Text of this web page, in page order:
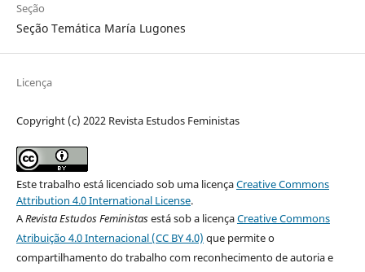
Seção
Seção Temática María Lugones
Licença
Copyright (c) 2022 Revista Estudos Feministas
Este trabalho está licenciado sob uma licençaCreative Commons
Attribution 4.0 International License.
ARevista Estudos Feministasestá sob a licençaCreative Commons
Atribuição 4.0 Internacional (CC BY 4.0) que permite o
compartilhamento do trabalho com reconhecimento de autoria e